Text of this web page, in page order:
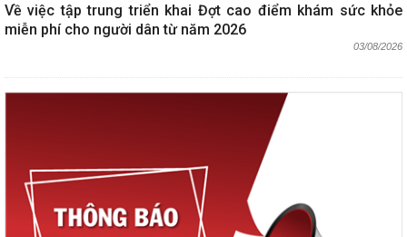
Về việc tập trung triển khai Đợt cao điểm khám sức khỏe
miễn phí cho người dân từ năm 2026
03/08/2026